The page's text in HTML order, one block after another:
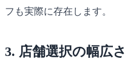
フも実際に存在します。
3. 店舗選択の幅広さ